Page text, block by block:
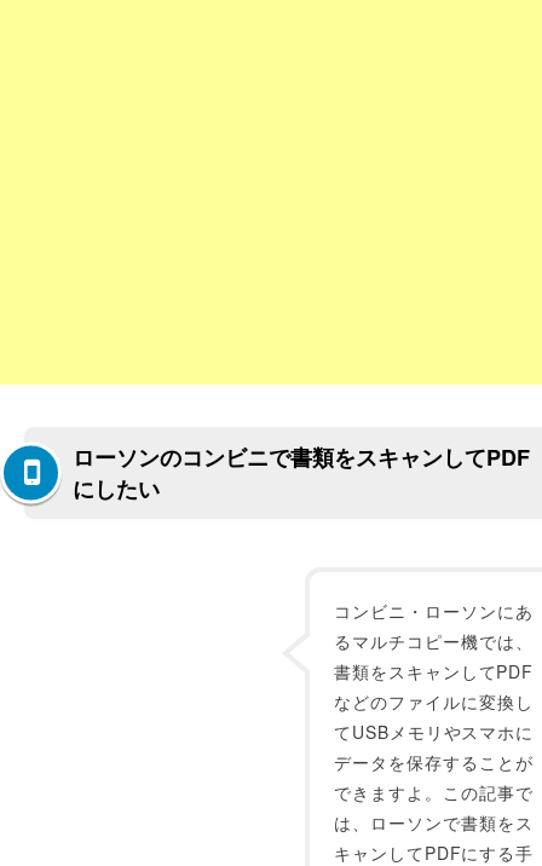
ローソンのコンビニで書類をスキャンしてPDF
にしたい
コンビニ・ローソンにあ
るマルチコピー機では、
書類をスキャンしてPDF
などのファイルに変換し
てUSBメモリやスマホに
データを保存することが
できますよ。この記事で
は、ローソンで書類をス
キャンしてPDFにする手